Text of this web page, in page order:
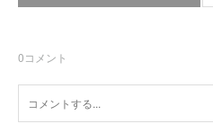
0コメント